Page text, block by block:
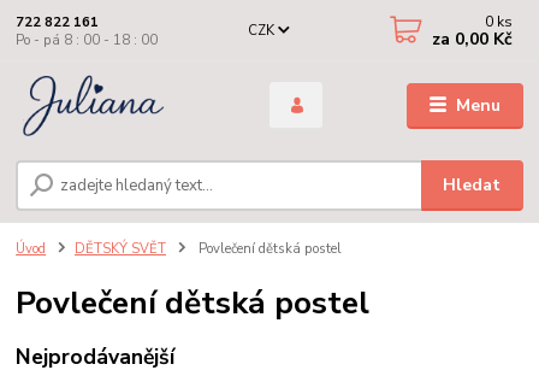
Menu
CZK
Hledat
722 822 161
Po - pá 8 : 00 - 18 : 00
0 ks
za 0,00 Kč
Úvod DĚTSKÝ SVĚT Povlečení dětská postel
Povlečení dětská postel
Nejprodávanější